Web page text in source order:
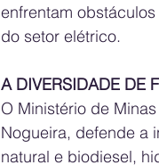
enfrentam
do setor elétrico.
A DIVERSIDADE DE
O Ministério de
Nogueira, defende a
natural e biodiesel,